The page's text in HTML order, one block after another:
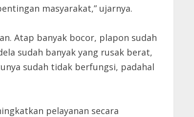
masyarakat,” ujarnya.
Atap banyak bocor, plapon sudah
sudah banyak yang rusak berat,
sudah tidak berfungsi, padahal
pelayanan secara